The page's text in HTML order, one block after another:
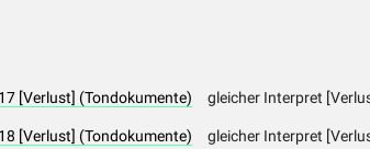
[Verlust] (Tondokumente) gleicher Interpret
[Verlust] (Tondokumente) gleicher Interpret